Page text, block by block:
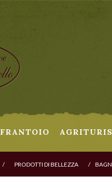
FRANTOIO
/ PRODOTTI DI BELLEZZA /